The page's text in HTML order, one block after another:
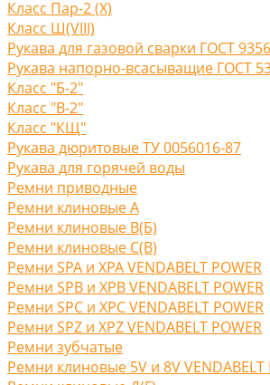
Класс Пар-2 (X)
Класс Ш(VIII)
Рукава для газовой сварки ГОСТ
Рукава напорно-всасыващие ГОСТ
Класс "Б-2"
Класс "В-2"
Класс "КЩ"
Рукава дюритовые ТУ 0056016-87
Рукава для горячей воды
Ремни приводные
Ремни клиновые A
Ремни клиновые В(Б)
Ремни клиновые С(B)
Ремни SPA и XPA VENDABELT POWER
Ремни SPB и XPB VENDABELT POWER
Ремни SPC и XPC VENDABELT POWER
Ремни SPZ и XPZ VENDABELT POWER
Ремни зубчатые
Ремни клиновые 5V и 8V VENDABELT